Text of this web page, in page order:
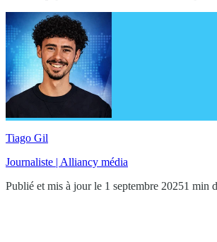
Tiago Gil
Journaliste | Alliancy média
Publié et mis à jour le 1 septembre 20251 min